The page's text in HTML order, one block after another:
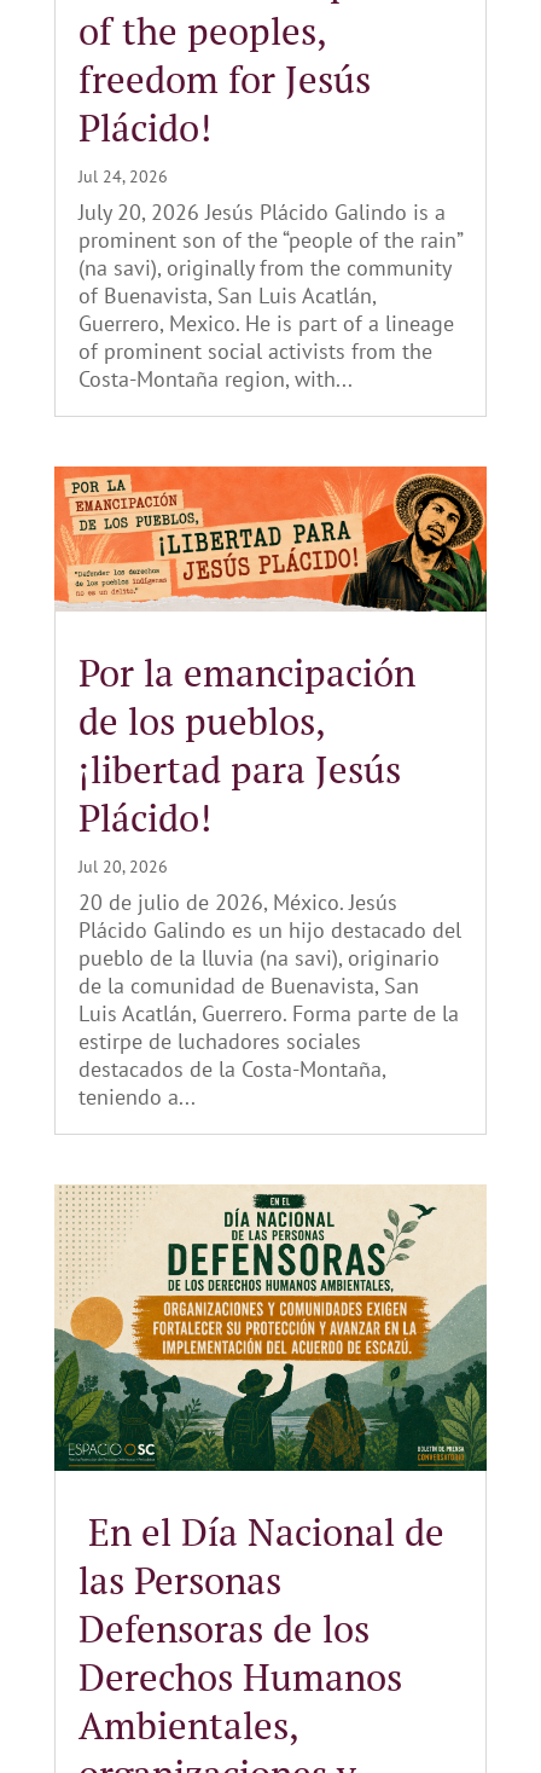
of the peoples,
freedom for Jesús
Plácido!
Jul 24, 2026
July 20, 2026 Jesús Plácido Galindo is a
prominent son of the “people of the rain”
(na savi), originally from the community
of Buenavista, San Luis Acatlán,
Guerrero, Mexico. He is part of a lineage
of prominent social activists from the
Costa-Montaña region, with...
Por la emancipación
de los pueblos,
¡libertad para Jesús
Plácido!
Jul 20, 2026
20 de julio de 2026, México. Jesús
Plácido Galindo es un hijo destacado del
pueblo de la lluvia (na savi), originario
de la comunidad de Buenavista, San
Luis Acatlán, Guerrero. Forma parte de la
estirpe de luchadores sociales
destacados de la Costa-Montaña,
teniendo a...
En el Día Nacional de
las Personas
Defensoras de los
Derechos Humanos
Ambientales,